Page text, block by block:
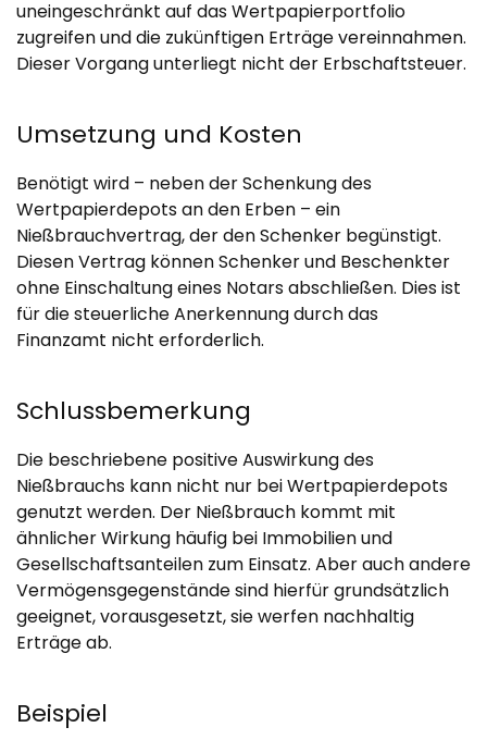
uneingeschränkt auf das Wertpapierportfolio
zugreifen und die zukünftigen Erträge vereinnahmen.
Dieser Vorgang unterliegt nicht der Erbschaftsteuer.
Umsetzung und Kosten
Benötigt wird – neben der Schenkung des
Wertpapierdepots an den Erben – ein
Nießbrauchvertrag, der den Schenker begünstigt.
Diesen Vertrag können Schenker und Beschenkter
ohne Einschaltung eines Notars abschließen. Dies ist
für die steuerliche Anerkennung durch das
Finanzamt nicht erforderlich.
Schlussbemerkung
Die beschriebene positive Auswirkung des
Nießbrauchs kann nicht nur bei Wertpapierdepots
genutzt werden. Der Nießbrauch kommt mit
ähnlicher Wirkung häufig bei Immobilien und
Gesellschaftsanteilen zum Einsatz. Aber auch andere
Vermögensgegenstände sind hierfür grundsätzlich
geeignet, vorausgesetzt, sie werfen nachhaltig
Erträge ab.
Beispiel